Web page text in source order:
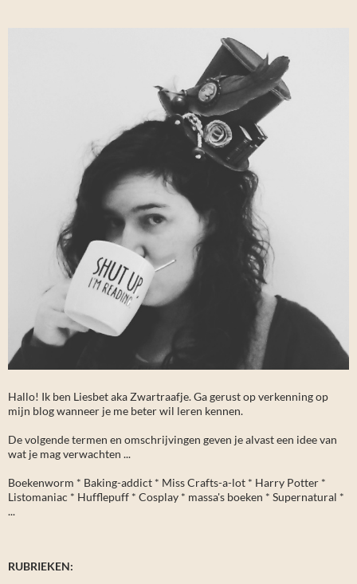
Hallo! Ik ben Liesbet aka Zwartraafje. Ga gerust op verkenning op
mijn blog wanneer je me beter wil leren kennen.
De volgende termen en omschrijvingen geven je alvast een idee van
wat je mag verwachten ...
Boekenworm * Baking-addict * Miss Crafts-a-lot * Harry Potter *
Listomaniac * Hufflepuff * Cosplay * massa's boeken * Supernatural *
...
RUBRIEKEN: